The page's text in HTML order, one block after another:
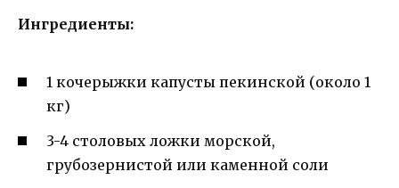
Ингредиенты:
1 кочерыжки капусты пекинской (около 1
кг)
3-4 столовых ложки морской,
грубозернистой или каменной соли